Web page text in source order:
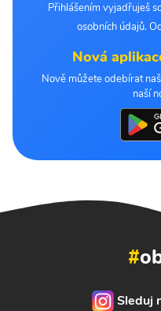
Přihlášením vyjadřuješ
osobních údajů.
Nová
Nově můžete odebírat
naší
#
Sleduj